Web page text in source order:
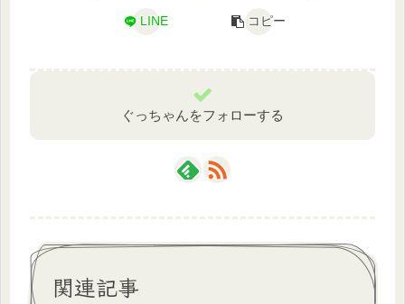
LINE コピー
ぐっちゃんをフォローする
関連記事